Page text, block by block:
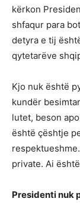
kërkon
shfaqur para
detyra e tij
qytetarëve
Kjo nuk është
kundër
lutet, beson
është çështje
private. Ai
Presidenti nuk